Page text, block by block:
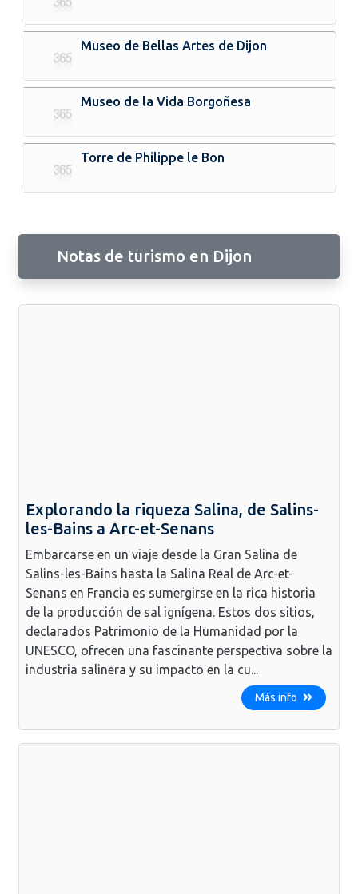
Museo de Bellas Artes de Dijon
Museo de la Vida Borgoñesa
Torre de Philippe le Bon
Notas de turismo en Dijon
Explorando la riqueza Salina, de Salins-
les-Bains a Arc-et-Senans
Embarcarse en un viaje desde la Gran Salina de
Salins-les-Bains hasta la Salina Real de Arc-et-
Senans en Francia es sumergirse en la rica historia
de la producción de sal ignígena. Estos dos sitios,
declarados Patrimonio de la Humanidad por la
UNESCO, ofrecen una fascinante perspectiva sobre la
industria salinera y su impacto en la cu...
Más info